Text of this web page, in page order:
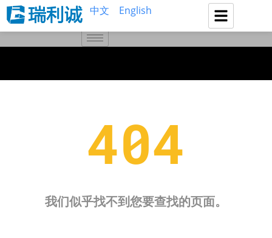
中文 English
404
我们似乎找不到您要查找的页面。